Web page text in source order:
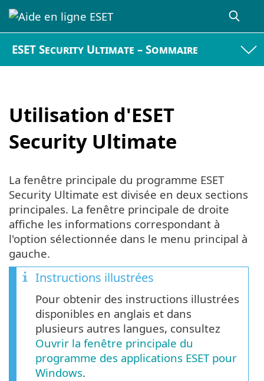
ESET Security Ultimate – Sommaire
Utilisation d'ESET
Security Ultimate
La fenêtre principale du programme ESET
Security Ultimate est divisée en deux sections
principales. La fenêtre principale de droite
affiche les informations correspondant à
l'option sélectionnée dans le menu principal à
gauche.
Instructions illustrées
Pour obtenir des instructions illustrées
disponibles en anglais et dans
plusieurs autres langues, consultez
Ouvrir la fenêtre principale du
programme des applications ESET pour
Windows.